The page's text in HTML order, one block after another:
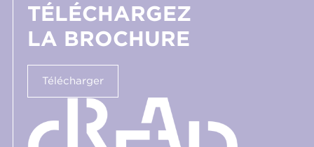
TÉLÉCHARGEZ
LA BROCHURE
Télécharger